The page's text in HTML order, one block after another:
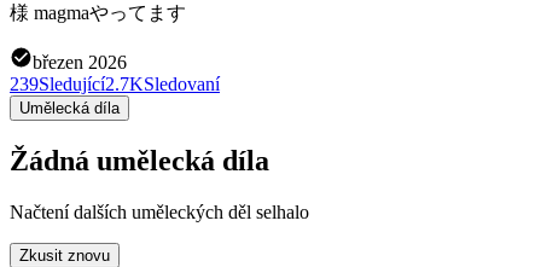
様 magmaやってます
březen 2026
239Sledující2.7KSledovaní
Umělecká díla
Žádná umělecká díla
Načtení dalších uměleckých děl selhalo
Zkusit znovu